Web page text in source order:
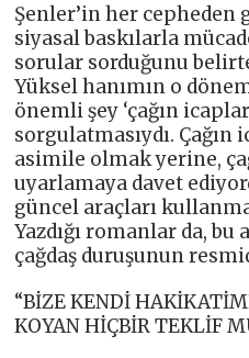
Şenler’in her cepheden
siyasal baskılarla
sorular sorduğunu
Yüksel hanımın o
önemli şey ‘çağın
sorgulatmasıydı. Çağın
asimile olmak yerine,
uyarlamaya davet
güncel araçları
Yazdığı romanlar da, bu
çağdaş duruşunun
“BİZE KENDİ
KOYAN HİÇBİR TEKLİF